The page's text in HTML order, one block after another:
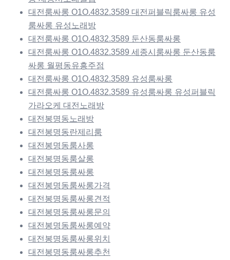
대전룸싸롱 O1O.4832.3589 대전퍼블릭룸싸롱 유성
룸싸롱 유성노래방
대전룸싸롱 O1O.4832.3589 둔산동룸싸롱
대전룸싸롱 O1O.4832.3589 세종시룸싸롱 둔산동룸
싸롱 월평동유흥주점
대전룸싸롱 O1O.4832.3589 유성룸싸롱
대전룸싸롱 O1O.4832.3589 유성룸싸롱 유성퍼블릭
가라오케 대전노래방
대전봉명동노래방
대전봉명동란제리룸
대전봉명동룸사롱
대전봉명동룸살롱
대전봉명동룸싸롱
대전봉명동룸싸롱가격
대전봉명동룸싸롱견적
대전봉명동룸싸롱문의
대전봉명동룸싸롱예약
대전봉명동룸싸롱위치
대전봉명동룸싸롱추천